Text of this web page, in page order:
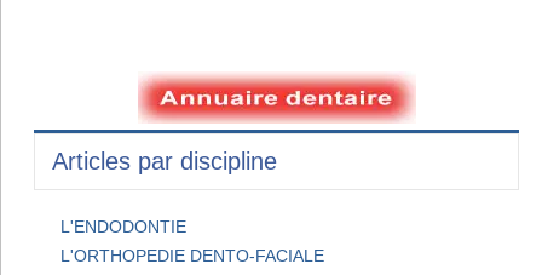
Articles par discipline
L'ENDODONTIE
L'ORTHOPEDIE DENTO-FACIALE